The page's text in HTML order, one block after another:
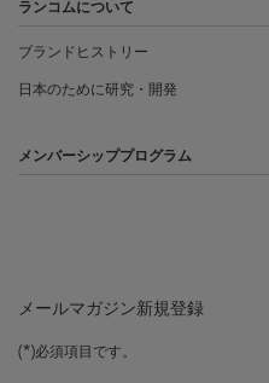
ランコムについて
ブランドヒストリー
日本のために研究・開発
メンバーシッププログラム
メールマガジン新規登録
(*)必須項目です。